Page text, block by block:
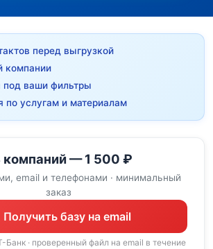
перед выгрузкой
компании
под ваши фильтры
по услугам и материалам
компаний — 1 500 ₽
email и телефонами · минимальный
заказ
Получить базу на email
Банк · проверенный файл на email в течение